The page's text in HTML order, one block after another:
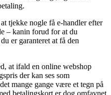
tjekke nogle få e-handler efter
– kanin forud for at du
er garanteret at få den
at ifald en online webshop
der kan ses som
mange gange være et tegn på
betalingskort er dog omfavnet